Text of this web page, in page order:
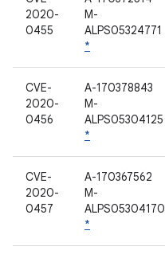
2020-
0455
M-
ALPS05324771
*
CVE-
2020-
0456
A-170378843
M-
ALPS05304125
*
CVE-
2020-
0457
A-170367562
M-
ALPS05304170
*